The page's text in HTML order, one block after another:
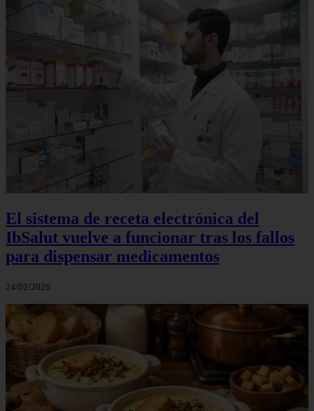
El sistema de receta electrónica del
IbSalut vuelve a funcionar tras los fallos
para dispensar medicamentos
24/02/2026